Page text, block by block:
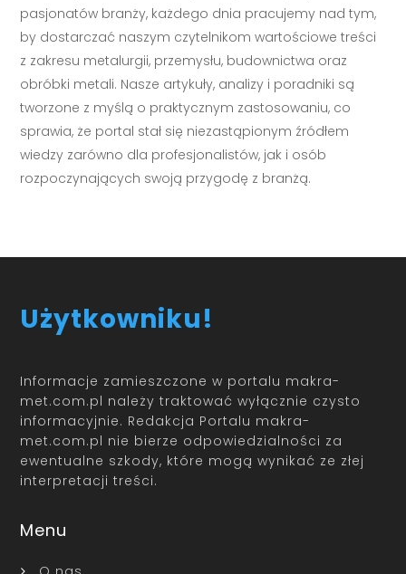
pasjonatów branży, każdego dnia pracujemy nad tym,
by dostarczać naszym czytelnikom wartościowe treści
z zakresu metalurgii, przemysłu, budownictwa oraz
obróbki metali. Nasze artykuły, analizy i poradniki są
tworzone z myślą o praktycznym zastosowaniu, co
sprawia, że portal stał się niezastąpionym źródłem
wiedzy zarówno dla profesjonalistów, jak i osób
rozpoczynających swoją przygodę z branżą.
Użytkowniku!
Informacje zamieszczone w portalu makra-
met.com.pl należy traktować wyłącznie czysto
informacyjnie. Redakcja Portalu makra-
met.com.pl nie bierze odpowiedzialności za
ewentualne szkody, które mogą wynikać ze złej
interpretacji treści.
Menu